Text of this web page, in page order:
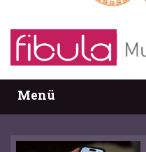
Menü